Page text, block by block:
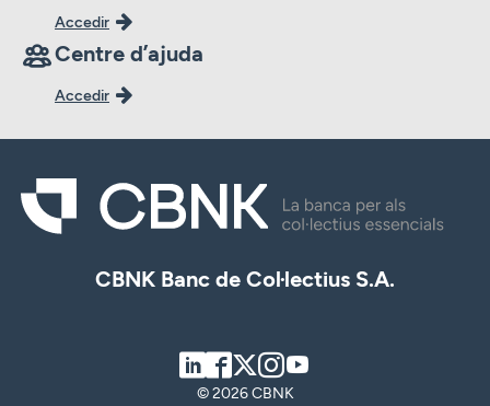
Accedir
Centre d’ajuda
Accedir
CBNK Banc de Col·lectius S.A.
LinkedIn
Facebook
TwitterInstagram
© 2026 CBNK